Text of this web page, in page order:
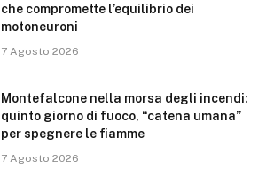
che compromette l’equilibrio dei
motoneuroni
7 Agosto 2026
Montefalcone nella morsa degli incendi:
quinto giorno di fuoco, “catena umana”
per spegnere le fiamme
7 Agosto 2026